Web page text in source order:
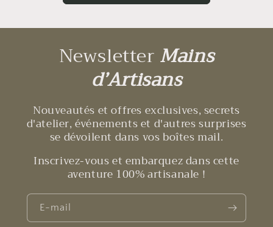
NewsletterMains
d’Artisans
Nouveautés et offres exclusives, secrets
d'atelier, événements et d'autres surprises
se dévoilent dans vos boîtes mail.
Inscrivez-vous et embarquez dans cette
aventure 100% artisanale !
E-mail